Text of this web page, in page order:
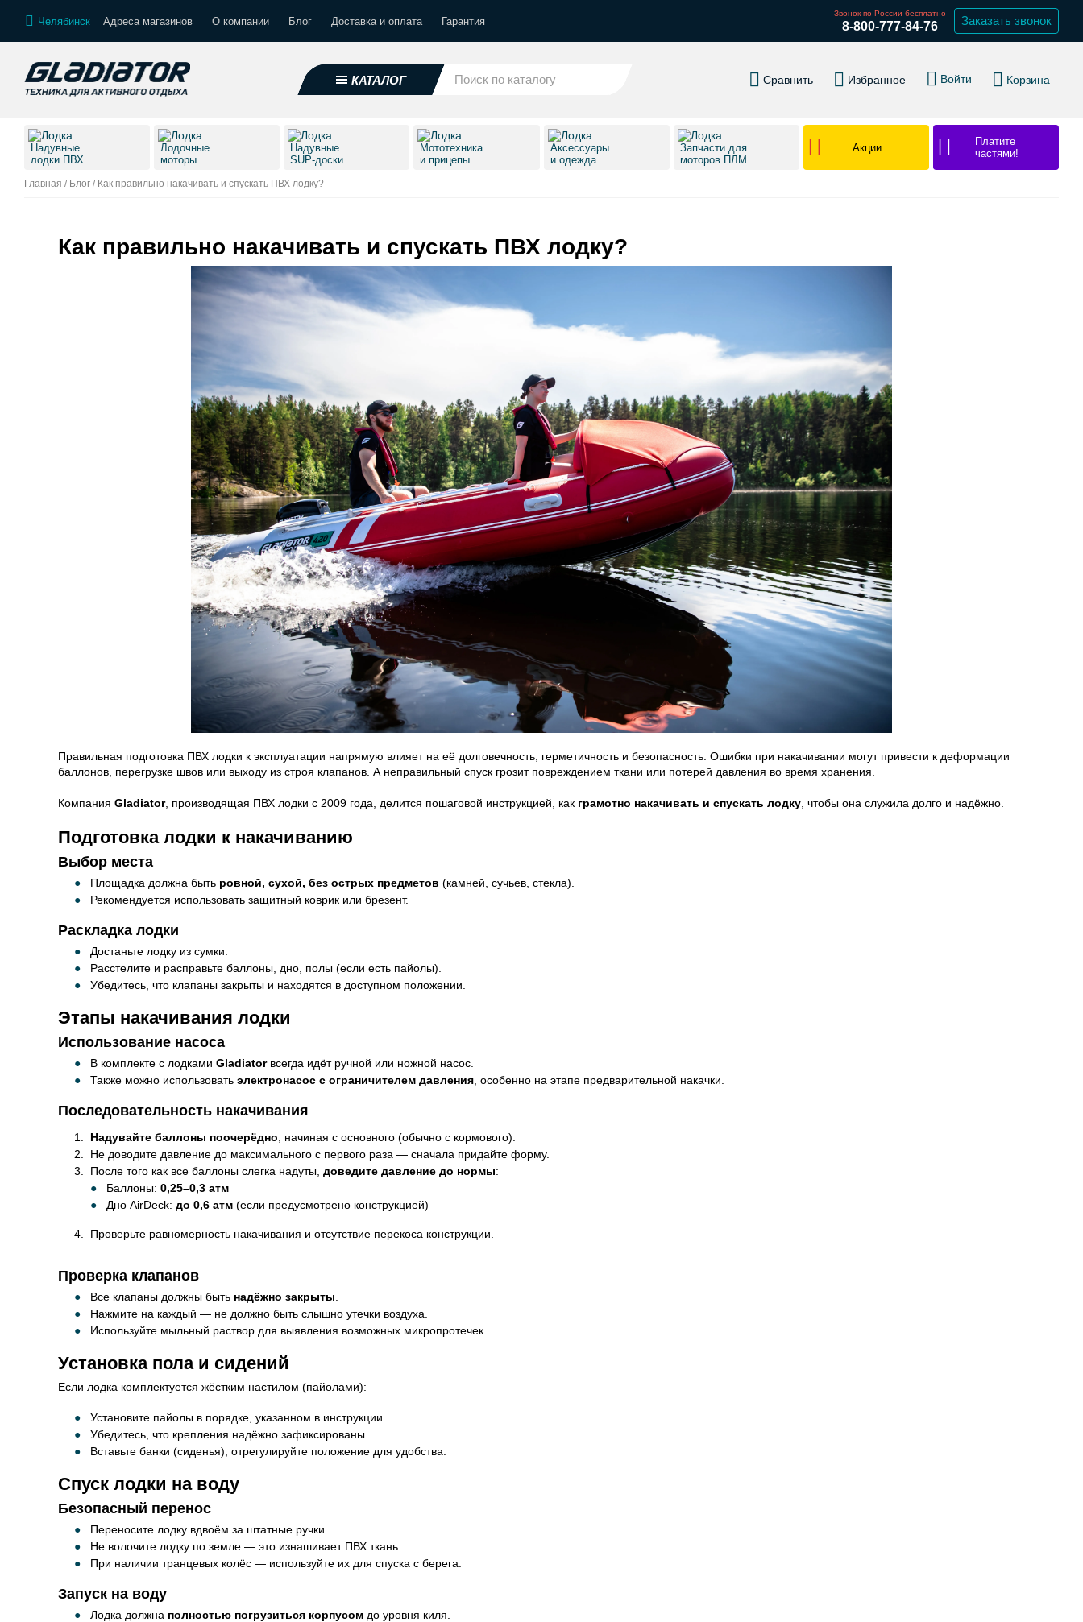
Челябинск Адреса магазинов О компании Блог Доставка и оплата Гарантия
Звонок по России бесплатно
8-800-777-84-76 Заказать звонок
КАТАЛОГ Сравнить Избранное Войти Корзина
Надувные
лодки ПВХ
Лодочные
моторы
Надувные
SUP-доски
Мототехника
и прицепы
Аксессуары
и одежда
Запчасти для
моторов ПЛМ
Акции
Платите
частями!
Главная / Блог / Как правильно накачивать и спускать ПВХ лодку?
Как правильно накачивать и спускать ПВХ лодку?
Правильная подготовка ПВХ лодки к эксплуатации напрямую влияет на её долговечность, герметичность и безопасность. Ошибки при накачивании могут привести к деформации
баллонов, перегрузке швов или выходу из строя клапанов. А неправильный спуск грозит повреждением ткани или потерей давления во время хранения.
Компания Gladiator, производящая ПВХ лодки с 2009 года, делится пошаговой инструкцией, как грамотно накачивать и спускать лодку , чтобы она служила долго и надёжно.
Подготовка лодки к накачиванию
Выбор места
Площадка должна быть ровной, сухой, без острых предметов (камней, сучьев, стекла).
Рекомендуется использовать защитный коврик или брезент.
Раскладка лодки
Достаньте лодку из сумки.
Расстелите и расправьте баллоны, дно, полы (если есть пайолы).
Убедитесь, что клапаны закрыты и находятся в доступном положении.
Этапы накачивания лодки
Использование насоса
В комплекте с лодками Gladiatorвсегда идёт ручной или ножной насос.
Также можно использовать электронасос с ограничителем давления , особенно на этапе предварительной накачки.
Последовательность накачивания
Надувайте баллоны поочерёдно , начиная с основного (обычно с кормового).
Не доводите давление до максимального с первого раза — сначала придайте форму.
После того как все баллоны слегка надуты, доведите давление до нормы:
Баллоны: 0,25–0,3 атм
Дно AirDeck: до 0,6 атм (если предусмотрено конструкцией)
Проверьте равномерность накачивания и отсутствие перекоса конструкции.
Проверка клапанов
Все клапаны должны быть надёжно закрыты
Нажмите на каждый — не должно быть слышно утечки воздуха.
Используйте мыльный раствор для выявления возможных микропротечек.
Установка пола и сидений
Если лодка комплектуется жёстким настилом (пайолами):
Установите пайолы в порядке, указанном в инструкции.
Убедитесь, что крепления надёжно зафиксированы.
Вставьте банки (сиденья), отрегулируйте положение для удобства.
Спуск лодки на воду
Безопасный перенос
Переносите лодку вдвоём за штатные ручки.
Не волочите лодку по земле — это изнашивает ПВХ ткань.
При наличии транцевых колёс — используйте их для спуска с берега.
Запуск на воду
Лодка должна полностью погрузиться корпусом до уровня киля.